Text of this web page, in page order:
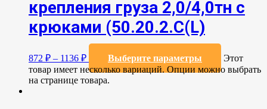
крепления груза 2,0/4,0тн с
крюками (50.20.2.C(L)
872 ₽ – 1136 ₽ Выберите параметры
Этот
товар имеет несколько вариаций. Опции можно выбрать
на странице товара.